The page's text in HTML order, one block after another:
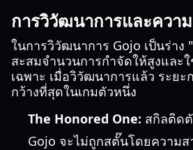
การวิวัฒนาการและควา
ในการวิวัฒนาการ Gojo เป็นร่าง
สะสมจำนวนการกำจัดให้สูงและ
เฉพาะ เมื่อวิวัฒนาการแล้ว ระยะ
กว้างที่สุดในเกมตัวหนึ่ง
The Honored One: สกิลติด
Gojo จะไม่ถูกสตั๊นโดยความส